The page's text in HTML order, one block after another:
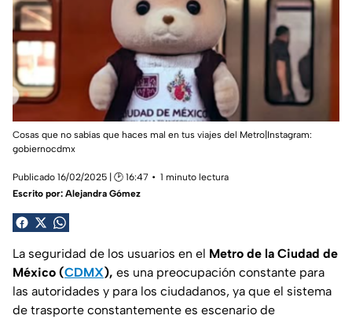
Cosas que no sabías que haces mal en tus viajes del Metro|Instagram:
gobiernocdmx
Publicado 16/02/2025 | 🕑 16:47
1 minuto lectura
Escrito por: Alejandra Gómez
La seguridad de los usuarios en el Metro de la Ciudad de
México (CDMX), es una preocupación constante para
las autoridades y para los ciudadanos, ya que el sistema
de trasporte constantemente es escenario de